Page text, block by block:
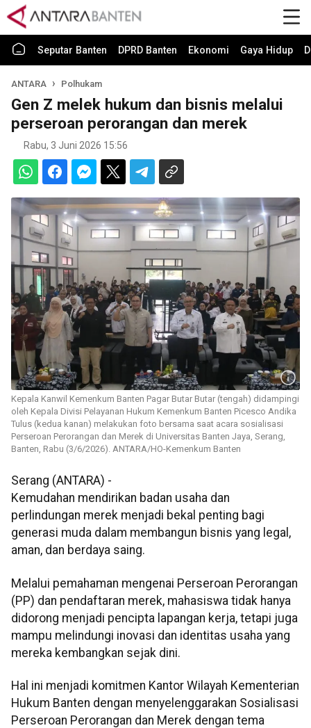
Seputar Banten DPRD Banten Ekonomi Gaya Hidup
ANTARA Polhukam
Gen Z melek hukum dan bisnis melalui
perseroan perorangan dan merek
Rabu, 3 Juni 2026 15:56
Kepala Kanwil Kemenkum Banten Pagar Butar Butar (tengah) didampingi
oleh Kepala Divisi Pelayanan Hukum Kemenkum Banten Picesco Andika
Tulus (kedua kanan) melakukan foto bersama saat acara sosialisasi
Perseroan Perorangan dan Merek di Universitas Banten Jaya, Serang,
Banten, Rabu (3/6/2026). ANTARA/HO-Kemenkum Banten
Serang (ANTARA) -
Kemudahan mendirikan badan usaha dan
perlindungan merek menjadi bekal penting bagi
generasi muda dalam membangun bisnis yang legal,
aman, dan berdaya saing.
Melalui pemahaman mengenai Perseroan Perorangan
(PP) dan pendaftaran merek, mahasiswa tidak hanya
didorong menjadi pencipta lapangan kerja, tetapi juga
mampu melindungi inovasi dan identitas usaha yang
mereka kembangkan sejak dini.
Hal ini menjadi komitmen Kantor Wilayah Kementerian
Hukum Banten dengan menyelenggarakan Sosialisasi
Perseroan Perorangan dan Merek dengan tema